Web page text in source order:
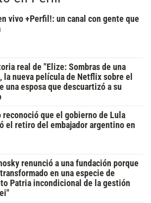
vivo +Perfil!: un canal con gente que
real de "Elize: Sombras de una
la nueva película de Netflix sobre el
una esposa que descuartizó a su
reconoció que el gobierno de Lula
el retiro del embajador argentino en
renunció a una fundación porque
en una especie de
Patria incondicional de la gestión